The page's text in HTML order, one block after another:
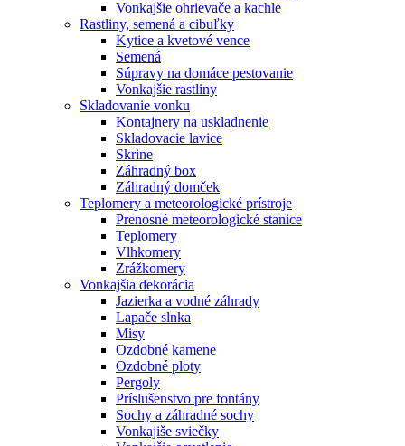
Vonkajšie ohrievače a kachle
Rastliny, semená a cibuľky
Kytice a kvetové vence
Semená
Súpravy na domáce pestovanie
Vonkajšie rastliny
Skladovanie vonku
Kontajnery na uskladnenie
Skladovacie lavice
Skrine
Záhradný box
Záhradný domček
Teplomery a meteorologické prístroje
Prenosné meteorologické stanice
Teplomery
Vlhkomery
Zrážkomery
Vonkajšia dekorácia
Jazierka a vodné záhrady
Lapače slnka
Misy
Ozdobné kamene
Ozdobné ploty
Pergoly
Príslušenstvo pre fontány
Sochy a záhradné sochy
Vonkajiše sviečky